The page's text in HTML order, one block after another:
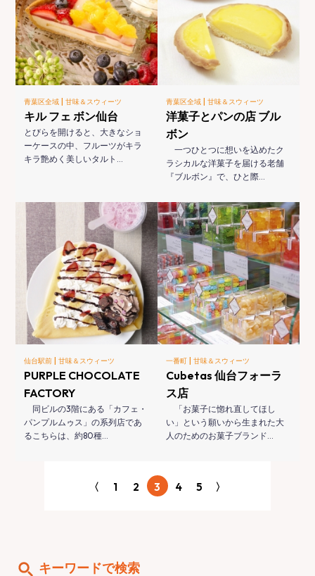
青葉区全域 |甘味＆スウィーツ
キル フェ ボン仙台
とびらを開けると、大きなショ
ーケースの中、フルーツがキラ
キラ艶めく美しいタルト…
青葉区全域 | 甘味＆スウィーツ
洋菓子とパンの店 ブル
ボン
一つひとつに想いを込めたク
ラシカルな洋菓子を届ける老舗
『ブルボン』で、ひと際…
仙台駅前 |甘味＆スウィーツ
PURPLE CHOCOLATE
FACTORY
同ビルの3階にある「カフェ・
パンプルムゥス」の系列店であ
るこちらは、約80種…
一番町 | 甘味＆スウィーツ
Cubetas 仙台フォーラ
ス店
「お菓子に惚れ直してほし
い」という願いから生まれた大
人のためのお菓子ブランド…
〈 1 2 3 4 5 〉
キーワードで検索